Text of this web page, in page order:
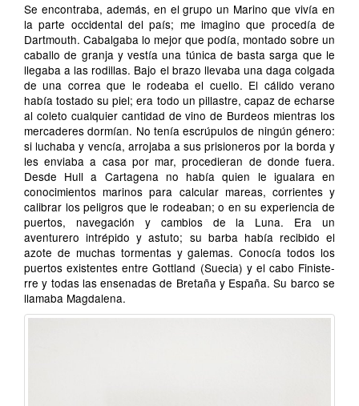
Se encontraba, además, en el grupo un Marino que vivía en
la parte occidental del país; me imagino que procedía de
Dartmouth. Cabalgaba lo mejor que podía, montado so­bre un
caballo de granja y vestía una túnica de basta sarga que le
llegaba a las rodillas. Bajo el brazo llevaba una daga colgada
de una correa que le rodeaba el cuello. El cálido ve­rano
había tostado su piel; era todo un pillastre, capaz de echarse
al coleto cualquier cantidad de vino de Burdeos mientras los
mercaderes dormían. No tenía escrúpulos de ningún género:
si luchaba y vencía, arrojaba a sus prisione­ros por la borda y
les enviaba a casa por mar, procedieran de donde fuera.
Desde Hull a Cartagena no había quien le igualara en
conocimientos marinos para calcular mareas, co­rrientes y
calibrar los peligros que le rodeaban; o en su expe­riencia de
puertos, navegación y cambios de la Luna. Era un
aventurero intrépido y astuto; su barba había recibido el
azote de muchas tormentas y galemas. Conocía todos los
puertos existentes entre Gottland (Suecia) y el cabo Finiste­
rre y todas las ensenadas de Bretaña y España. Su barco se
llamaba Magdalena.